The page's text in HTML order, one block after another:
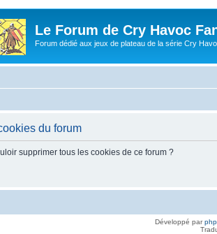
Le Forum de Cry Havoc
Forum dédié aux jeux de plateau de la série Cry
du forum
supprimer tous les cookies de ce forum ?
Développé par